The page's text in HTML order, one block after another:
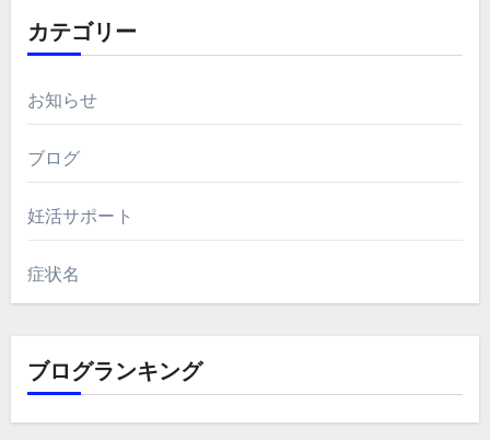
カテゴリー
お知らせ
ブログ
妊活サポート
症状名
ブログランキング